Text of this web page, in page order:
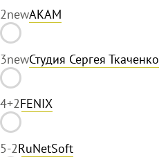
2newАКАМ
3newСтудия Сергея Ткаченко
4+2FENIX
5-2RuNetSoft